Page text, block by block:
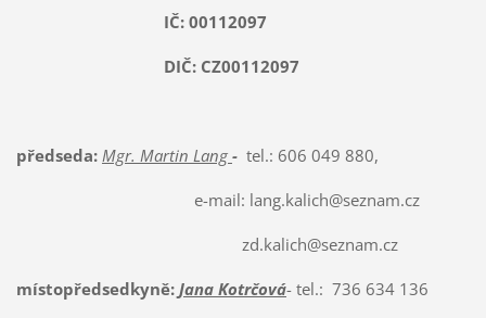
IČ: 00112097
DIČ: CZ00112097
předseda: Mgr. Martin Lang -tel.: 606 049 880,
e-mail: lang.kalich@seznam.cz
zd.kalich@seznam.cz
místopředsedkyně: Jana Kotrčová- tel.: 736 634 136